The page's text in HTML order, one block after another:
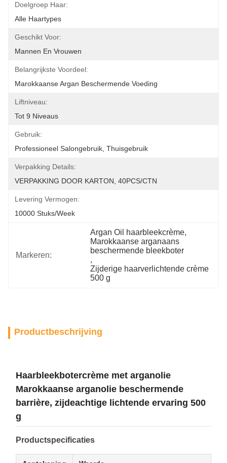
Doelgroep Haar:
Alle Haartypes
Geschikt Voor:
Mannen En Vrouwen
Belangrijkste Voordeel:
Marokkaanse Argan Beschermende Voeding
Liftniveau:
Tot 9 Niveaus
Gebruik:
Professioneel Salongebruik, Thuisgebruik
Verpakking Details:
VERPAKKING DOOR KARTON, 40PCS/CTN
Levering Vermogen:
10000 Stuks/week
Markeren:
Argan Oil haarbleekcrème,
Marokkaanse arganaans
beschermende bleekboter
,
Zijderige haarverlichtende crème
500 g
Productbeschrijving
Haarbleekbotercrème met arganolie
Marokkaanse arganolie beschermende
barrière, zijdeachtige lichtende ervaring 500
g
Productspecificaties